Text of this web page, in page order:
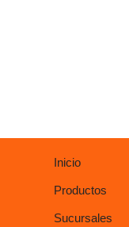
Inicio
Productos
Sucursales